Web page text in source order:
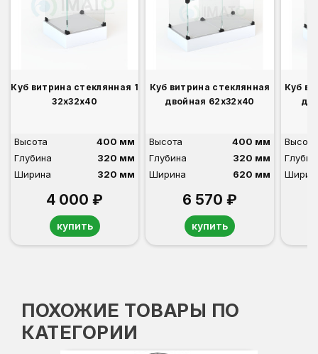
Куб витрина стеклянная 1
32х32х40
Высота
400 мм
Глубина
320 мм
Ширина
320 мм
4 000 ₽
купить
Куб витрина стеклянная
двойная 62х32х40
Высота
400 мм
Глубина
320 мм
Ширина
620 мм
6 570 ₽
купить
Куб
Высота
ПОХОЖИЕ ТОВАРЫ ПО
КАТЕГОРИИ